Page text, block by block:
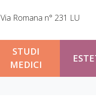
Via Romana n° 231 LU
STUDI
MEDICI